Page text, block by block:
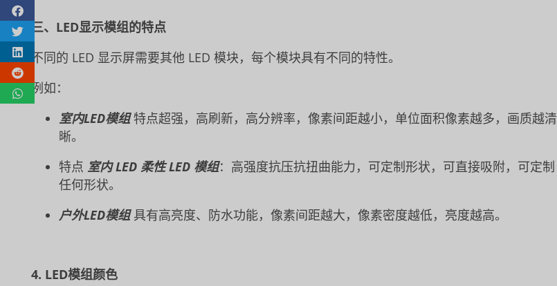
三、LED显示模组的特点
不同的 LED 显示屏需要其他 LED 模块，每个模块具有不同的特性。
例如：
室内LED模组特点超强，高刷新，高分辨率，像素间距越小，单位面积像素越多，画质越清
晰。
特点 室内 LED 柔性 LED 模组：高强度抗压抗扭曲能力，可定制形状，可直接吸附，可定制
任何形状。
户外LED模组具有高亮度、防水功能，像素间距越大，像素密度越低，亮度越高。
4. LED模组颜色